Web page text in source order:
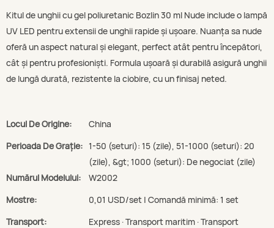
Kitul de unghii cu gel poliuretanic Bozlin 30 ml Nude include o lampă
UV LED pentru extensii de unghii rapide și ușoare. Nuanța sa nude
oferă un aspect natural și elegant, perfect atât pentru începători,
cât și pentru profesioniști. Formula ușoară și durabilă asigură unghii
de lungă durată, rezistente la ciobire, cu un finisaj neted.
Locul De Origine:
China
Perioada De Graţie: 1-50 (seturi): 15 (zile), 51-1000 (seturi): 20
(zile), &gt; 1000 (seturi): De negociat (zile)
Numărul Modelului:
W2002
Mostre:
0,01 USD/set | Comandă minimă: 1 set
Transport:
Express · Transport maritim · Transport